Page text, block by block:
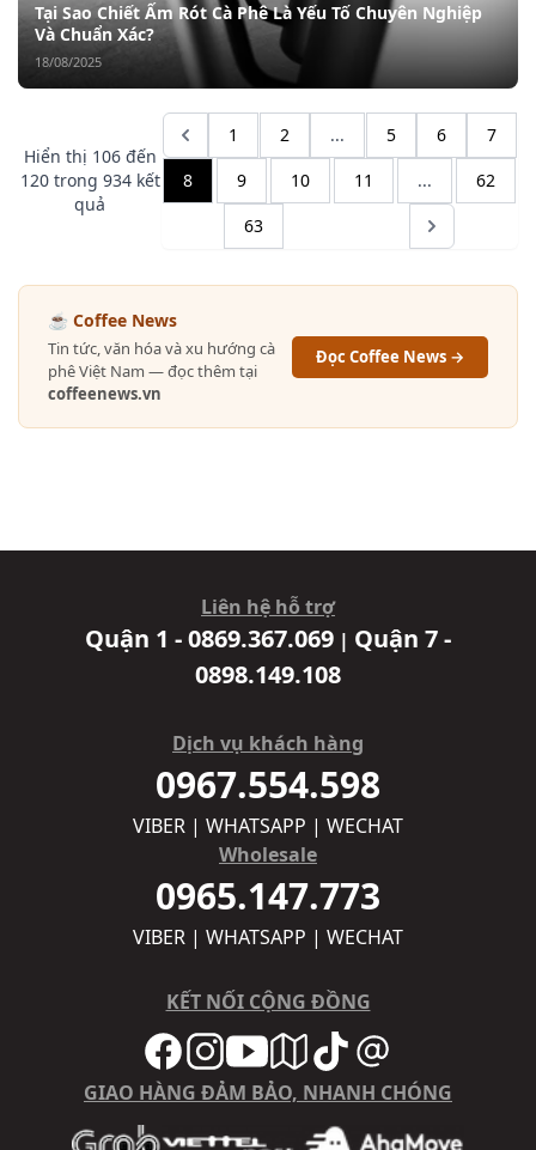
Tại Sao Chiết Ấm Rót Cà Phê Là Yếu Tố Chuyên Nghiệp
Và Chuẩn Xác?
18/08/2025
Hiển thị 106đến
120trong 934kết
quả
1 2 ... 5 6
7
8
9 10 11 ...
62
63
☕ Coffee News
Tin tức, văn hóa và xu hướng cà
phê Việt Nam — đọc thêm tại
coffeenews.vn
Đọc Coffee News →
Liên hệ hỗ trợ
Quận 1 - 0869.367.069 | Quận 7 -
0898.149.108
Dịch vụ khách hàng
0967.554.598
VIBER | WHATSAPP | WECHAT
Wholesale
0965.147.773
VIBER | WHATSAPP | WECHAT
KẾT NỐI CỘNG ĐỒNG
GIAO HÀNG ĐẢM BẢO, NHANH CHÓNG